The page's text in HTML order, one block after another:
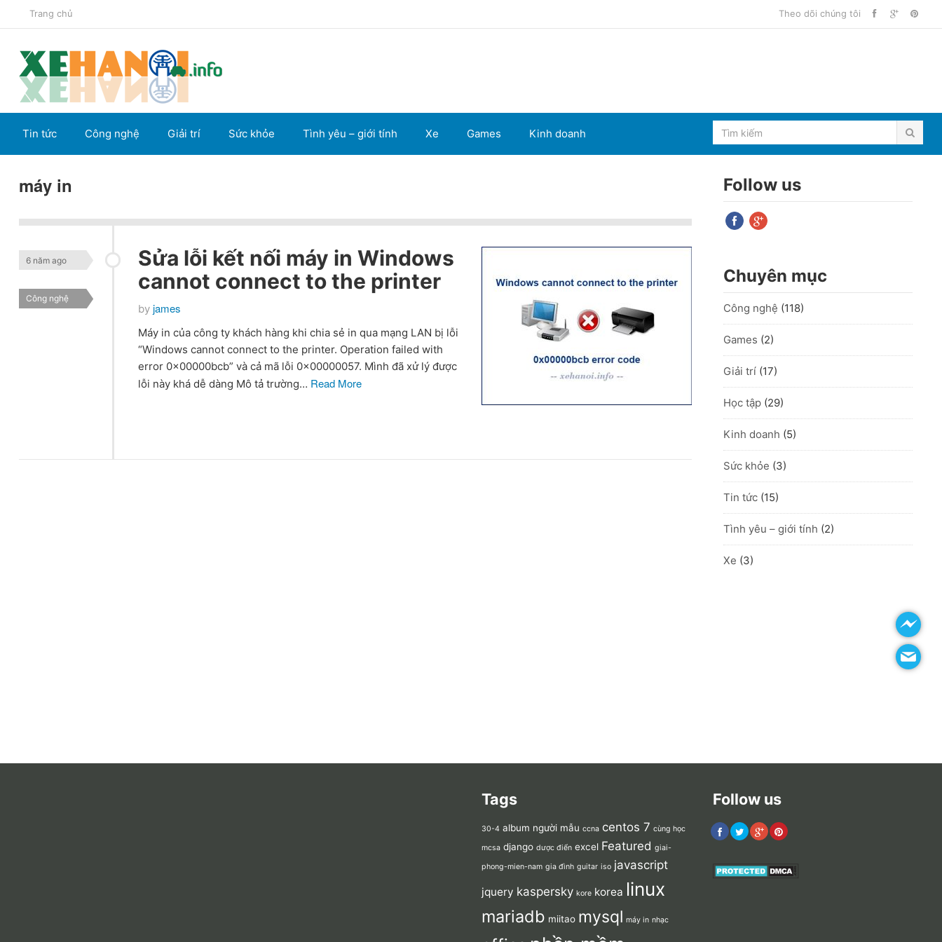
Trang chủ Theo dõi chúng tôi
Tin tức Công nghệ Giải trí Sức khỏe Tình yêu – giới tính Xe Games Kinh doanh
máy in
Sửa lỗi kết nối máy in Windows
cannot connect to the printer
6 năm ago
by james
Công nghệ
Máy in của công ty khách hàng khi chia sẻ in qua mạng LAN bị lỗi
“Windows cannot connect to the printer. Operation failed with
error 0x00000bcb” và cả mã lỗi 0x00000057. Mình đã xử lý được
lỗi này khá dễ dàng Mô tả trường… Read More
Follow us
Chuyên mục
Công nghệ (118)
Games (2)
Giải trí (17)
Học tập (29)
Kinh doanh (5)
Sức khỏe (3)
Tin tức (15)
Tình yêu – giới tính (2)
Xe (3)
Tags
30-4 album người mẫu ccna centos 7 cùng học
mcsa django dược điển excel Featured giai-
phong-mien-nam gia đình guitar iso javascript
jquery kaspersky kore korea linux
mariadb miitao mysql máy in nhạc
Follow us